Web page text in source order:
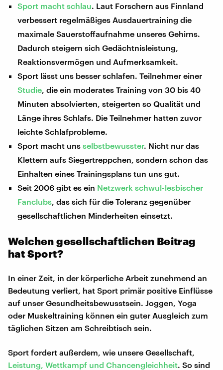
Sport macht schlau. Laut Forschern aus Finnland
verbessert regelmäßiges Ausdauertraining die
maximale Sauerstoffaufnahme unseres Gehirns.
Dadurch steigern sich Gedächtnisleistung,
Reaktionsvermögen und Aufmerksamkeit.
Sport lässt uns besser schlafen. Teilnehmer einer
Studie , die ein moderates Training von 30 bis 40
Minuten absolvierten, steigerten so Qualität und
Länge ihres Schlafs. Die Teilnehmer hatten zuvor
leichte Schlafprobleme.
Sport macht unsselbstbewusster. Nicht nur das
Klettern aufs Siegertreppchen, sondern schon das
Einhalten eines Trainingsplans tun uns gut.
Seit 2006 gibt es ein Netzwerk schwul-lesbischer
Fanclubs , das sich für die Toleranz gegenüber
gesellschaftlichen Minderheiten einsetzt.
Welchen gesellschaftlichen Beitrag
hat Sport?
In einer Zeit, in der körperliche Arbeit zunehmend an
Bedeutung verliert, hat Sport primär positive Einflüsse
auf unser Gesundheitsbewusstsein. Joggen, Yoga
oder Muskeltraining können ein guter Ausgleich zum
täglichen Sitzen am Schreibtisch sein.
Sport fordert außerdem, wie unsere Gesellschaft,
Leistung, Wettkampf und Chancengleichheit. So sind